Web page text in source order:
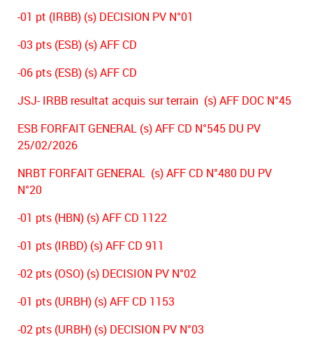
-01 pt (IRBB) (s) DECISION PV N°01
-03 pts (ESB) (s) AFF CD
-06 pts (ESB) (s) AFF CD
JSJ- IRBB resultat acquis sur terrain (s) AFF DOC N°45
ESB FORFAIT GENERAL (s) AFF CD N°545 DU PV
25/02/2026
NRBT FORFAIT GENERAL (s) AFF CD N°480 DU PV
N°20
-01 pts (HBN) (s) AFF CD 1122
-01 pts (IRBD) (s) AFF CD 911
-02 pts (OSO) (s) DECISION PV N°02
-01 pts (URBH) (s) AFF CD 1153
-02 pts (URBH) (s) DECISION PV N°03